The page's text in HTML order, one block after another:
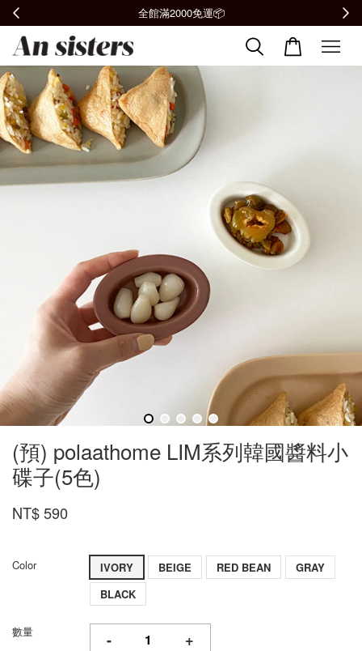
全館滿2000免運📦
(預) polaathome LIM系列韓國醬料小
碟子(5色)
NT$ 590
Color IVORY BEIGE RED BEAN
GRAY
BLACK
數量 - +